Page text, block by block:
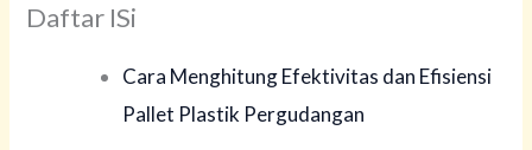
Daftar ISi
Cara Menghitung Efektivitas dan Efisiensi
Pallet Plastik Pergudangan